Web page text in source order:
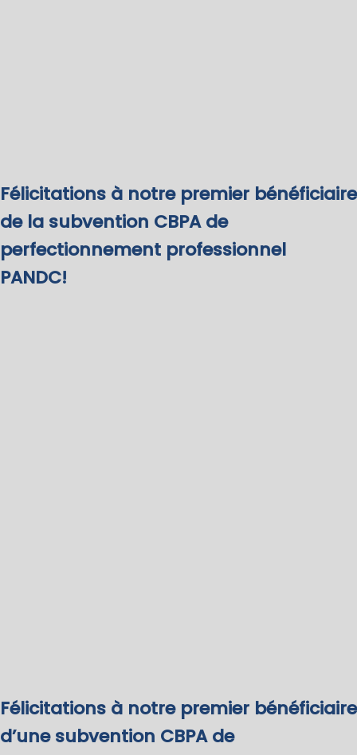
Félicitations à notre premier bénéficiaire
de la subvention CBPA de
perfectionnement professionnel
PANDC!
Félicitations à notre premier bénéficiaire
d’une subvention CBPA de